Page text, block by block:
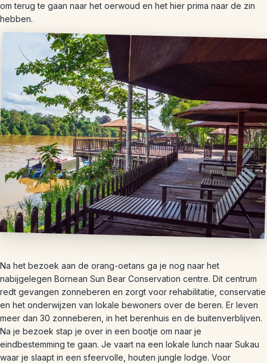
om terug te gaan naar het oerwoud en het hier prima naar de zin
hebben.
Na het bezoek aan de orang-oetans ga je nog naar het
nabijgelegen Bornean Sun Bear Conservation centre. Dit centrum
redt gevangen zonneberen en zorgt voor rehabilitatie, conservatie
en het onderwijzen van lokale bewoners over de beren. Er leven
meer dan 30 zonneberen, in het berenhuis en de buitenverblijven.
Na je bezoek stap je over in een bootje om naar je
eindbestemming te gaan. Je vaart na een lokale lunch naar Sukau
waar je slaapt in een sfeervolle, houten jungle lodge. Voor